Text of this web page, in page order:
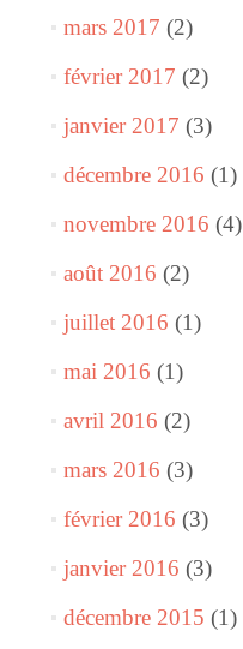
mars 2017 (2)
février 2017 (2)
janvier 2017 (3)
décembre 2016 (1)
novembre 2016 (4)
août 2016 (2)
juillet 2016 (1)
mai 2016 (1)
avril 2016 (2)
mars 2016 (3)
février 2016 (3)
janvier 2016 (3)
décembre 2015 (1)